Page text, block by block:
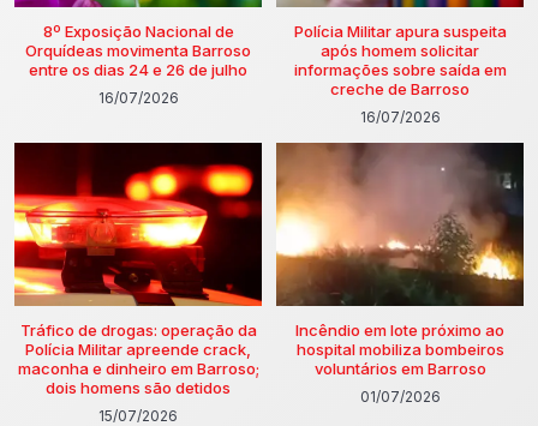
8º Exposição Nacional de
Orquídeas movimenta Barroso
entre os dias 24 e 26 de julho
16/07/2026
Polícia Militar apura suspeita
após homem solicitar
informações sobre saída em
creche de Barroso
16/07/2026
Tráfico de drogas: operação da
Polícia Militar apreende crack,
maconha e dinheiro em Barroso;
dois homens são detidos
15/07/2026
Incêndio em lote próximo ao
hospital mobiliza bombeiros
voluntários em Barroso
01/07/2026